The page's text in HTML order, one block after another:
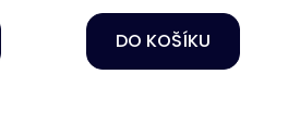
DO KOŠÍKU